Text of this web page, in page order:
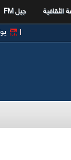
الثقافية جيل FM